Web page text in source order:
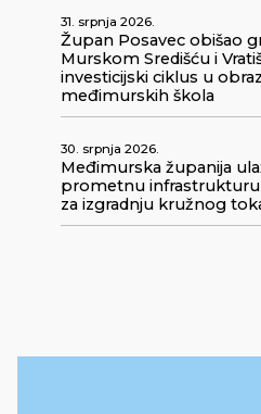
31. srpnja 2026.
Župan Posavec obišao
Murskom Središću i
investicijski ciklus u
međimurskih škola
30. srpnja 2026.
Međimurska županija
prometnu
za izgradnju kružnog